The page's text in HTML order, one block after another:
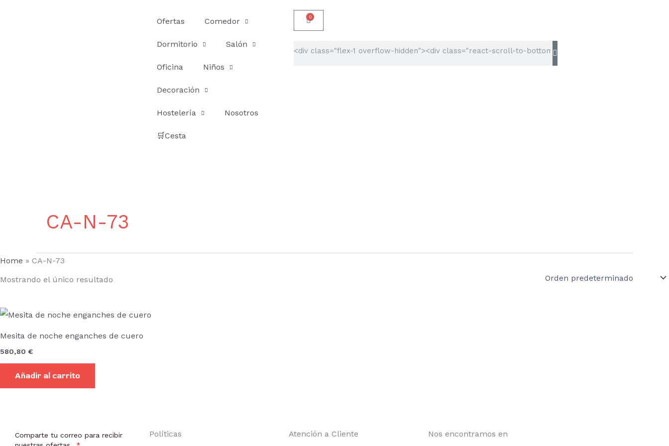
Ofertas Comedor
Dormitorio Salón
Oficina Niños
Decoración
Hostelería Nosotros
🛒Cesta
0
Carrito
CA-N-73
Home » CA-N-73
Mostrando el único resultado
Mesita de noche enganches de cuero
580,80 €
Añadir al carrito
Comparte tu correo para recibir
Políticas Atención a Cliente Nos encontramos en